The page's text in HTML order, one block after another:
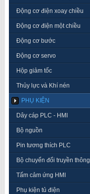
Động cơ điện xoay chiều
Động cơ điện một chiều
Động cơ bước
Động cơ servo
Hộp giảm tốc
Thủy lực và Khí nén
PHỤ KIỆN
Dây cáp PLC - HMI
Bộ nguồn
Pin tương thích PLC
Bộ chuyển đổi truyền thông
Tấm cảm ứng HMI
Phụ kiện tủ điện